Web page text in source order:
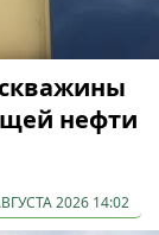
нефти
2026 14:02